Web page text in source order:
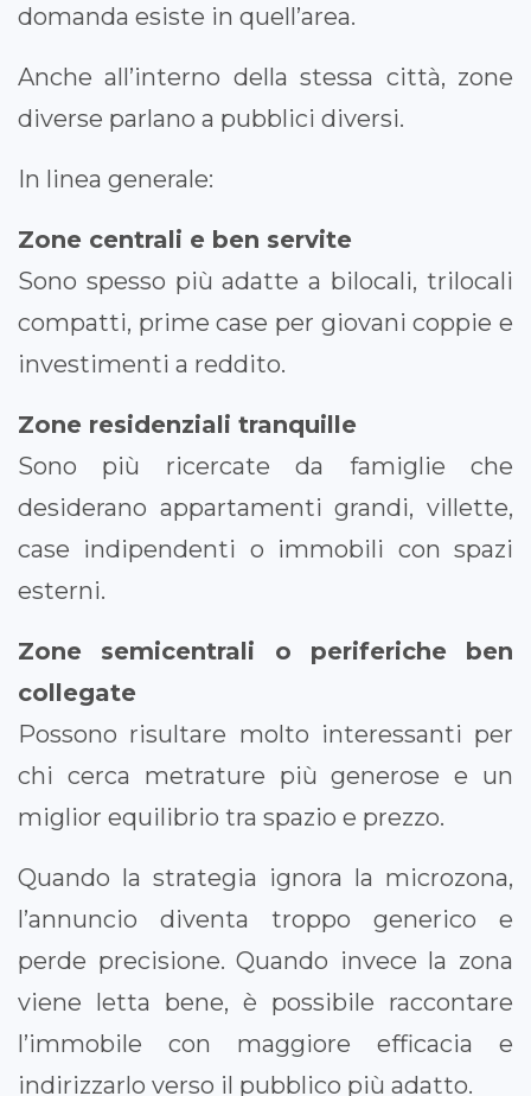
domanda esiste in quell’area.
Anche all’interno della stessa città, zone
diverse parlano a pubblici diversi.
In linea generale:
Zone centrali e ben servite
Sono spesso più adatte a bilocali, trilocali
compatti, prime case per giovani coppie e
investimenti a reddito.
Zone residenziali tranquille
Sono più ricercate da famiglie che
desiderano appartamenti grandi, villette,
case indipendenti o immobili con spazi
esterni.
Zone semicentrali o periferiche ben
collegate
Possono risultare molto interessanti per
chi cerca metrature più generose e un
miglior equilibrio tra spazio e prezzo.
Quando la strategia ignora la microzona,
l’annuncio diventa troppo generico e
perde precisione. Quando invece la zona
viene letta bene, è possibile raccontare
l’immobile con maggiore efficacia e
indirizzarlo verso il pubblico più adatto.